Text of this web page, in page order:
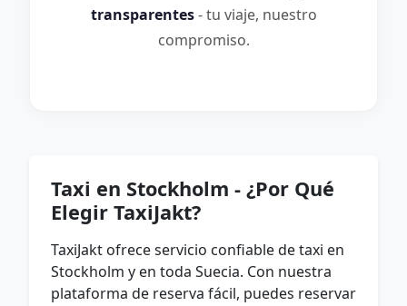
transparentes- tu viaje, nuestro
compromiso.
Taxi en Stockholm - ¿Por Qué
Elegir TaxiJakt?
TaxiJakt ofrece servicio confiable de taxi en
Stockholm y en toda Suecia. Con nuestra
plataforma de reserva fácil, puedes reservar